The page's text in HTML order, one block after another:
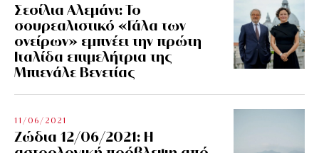
Σεσίλια Αλεμάνι: Το
σουρεαλιστικό «Γάλα των
ονείρων» εμπνέει την πρώτη
Ιταλίδα επιμελήτρια της
Μπιενάλε Βενετίας
11/06/2021
Ζώδια 12/06/2021: Η